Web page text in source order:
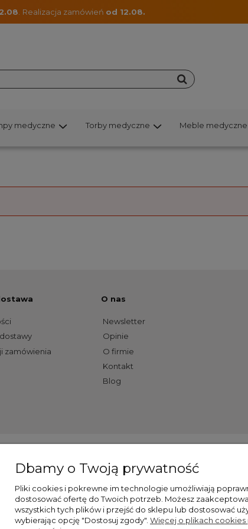
Realizacja zamówień od 12.08.
medyczne Torby medyczne Meble medyczne
zamówienia
O nas
Newsletter
Opinie
O firmie
Kontakt
Blog
Szybkie przelewy24
Dostawa
Realizacja:Sklepy internetowe Brand
Dbamy o Twoją prywatność
Pliki cookies i pokrewne im technologie umożliwiają
dostosować ofertę do Twoich potrzeb. Możesz
wszystkich tych plików i przejść do sklepu lub dostosować
wybierając opcję "Dostosuj zgody". Więcej o plikach cookies